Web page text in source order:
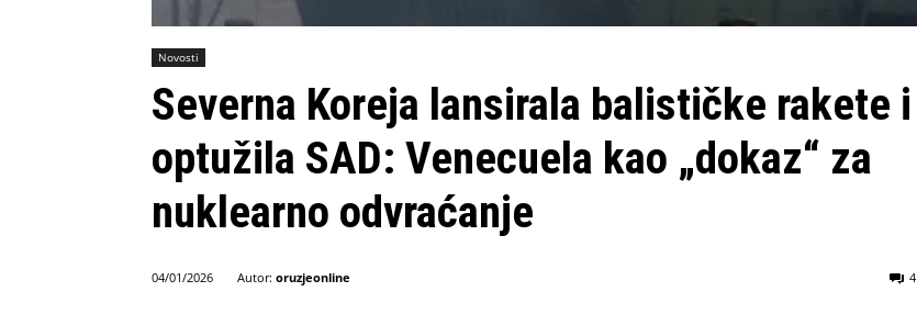
Novosti
Severna Koreja lansirala balističke rakete i
optužila SAD: Venecuela kao „dokaz“ za
nuklearno odvraćanje
04/01/2026 Autor: oruzjeonline 4